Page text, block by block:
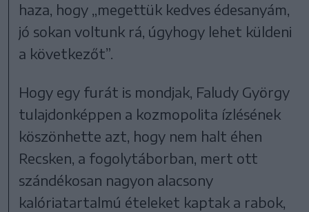
haza, hogy „megettük kedves édesanyám,
jó sokan voltunk rá, úgyhogy lehet küldeni
a következőt”.
Hogy egy furát is mondjak, Faludy György
tulajdonképpen a kozmopolita ízlésének
köszönhette azt, hogy nem halt éhen
Recsken, a fogolytáborban, mert ott
szándékosan nagyon alacsony
kalóriatartalmú ételeket kaptak a rabok,